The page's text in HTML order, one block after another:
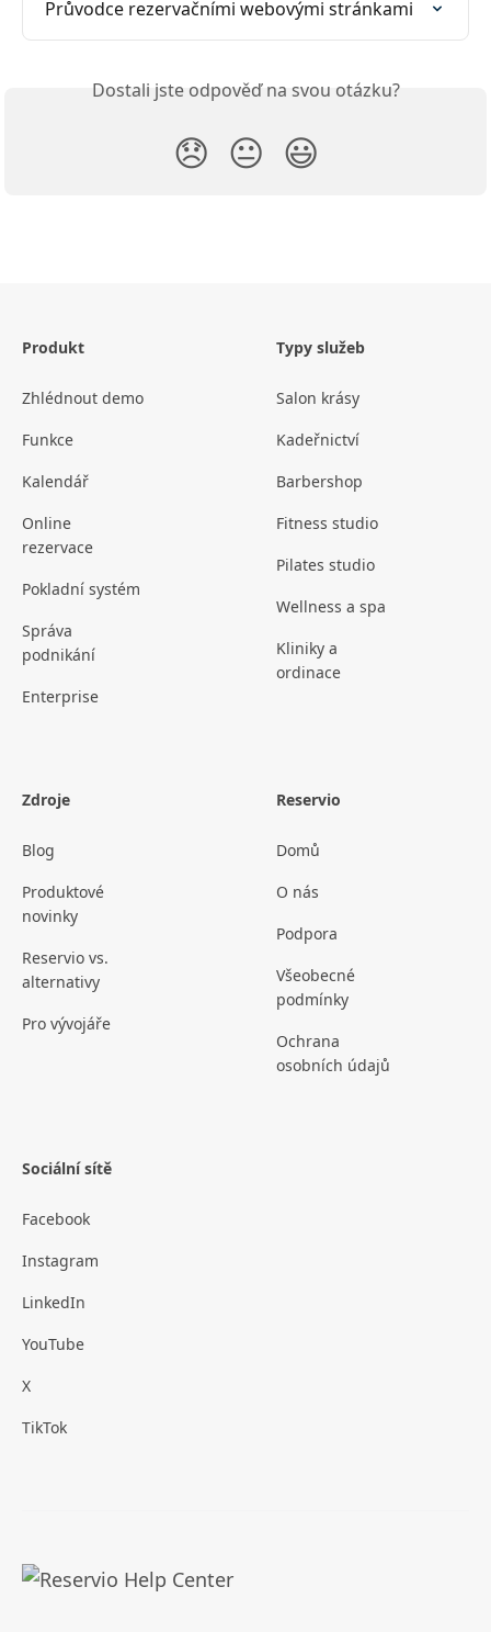
Průvodce rezervačními webovými stránkami
Dostali jste odpověď na svou otázku?
😞 😐 😃
Produkt
Zhlédnout demo
Funkce
Kalendář
Online
rezervace
Pokladní systém
Správa
podnikání
Enterprise
Typy služeb
Salon krásy
Kadeřnictví
Barbershop
Fitness studio
Pilates studio
Wellness a spa
Kliniky a
ordinace
Zdroje
Blog
Produktové
novinky
Reservio vs.
alternativy
Pro vývojáře
Reservio
Domů
O nás
Podpora
Všeobecné
podmínky
Ochrana
osobních údajů
Sociální sítě
Facebook
Instagram
LinkedIn
YouTube
X
TikTok